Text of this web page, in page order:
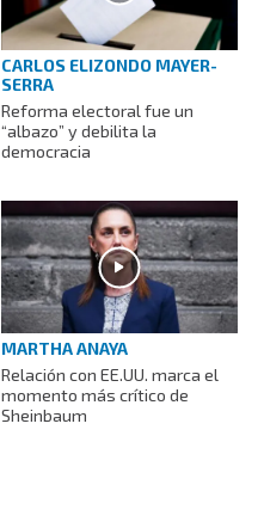
CARLOS ELIZONDO MAYER-
SERRA
Reforma electoral fue un
“albazo” y debilita la
democracia
MARTHA ANAYA
Relación con EE.UU. marca el
momento más crítico de
Sheinbaum